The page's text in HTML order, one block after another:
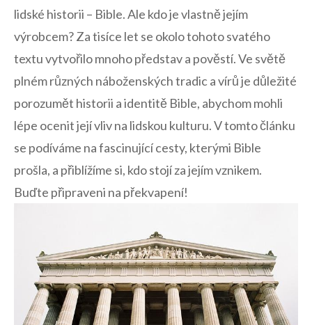
lidské ⁣historii – ⁤Bible. ⁣Ale ⁤kdo je vlastně jejím
výrobcem? Za​ tisíce let se okolo ⁣tohoto svatého
textu vytvořilo ‍mnoho představ a pověstí. Ve světě ​
plném různých ‍náboženských tradic a vírů je důležité
porozumět ‌historii a identitě Bible, abychom mohli
lépe ocenit její vliv na lidskou kulturu. V tomto⁢ článku
se podíváme ⁣na fascinující cesty, kterými Bible
prošla, a přiblížíme si,⁢ kdo stojí za jejím vznikem.
Buďte ‍připraveni na překvapení!